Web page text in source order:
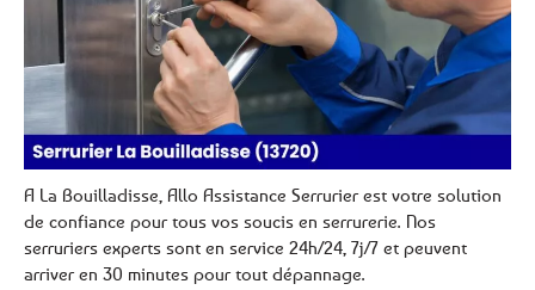
A La Bouilladisse, Allo Assistance Serrurier est votre solution
de confiance pour tous vos soucis en serrurerie. Nos
serruriers experts sont en service 24h/24, 7j/7 et peuvent
arriver en 30 minutes pour tout dépannage.